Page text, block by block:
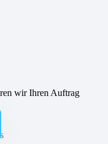
wir Ihren Auftrag